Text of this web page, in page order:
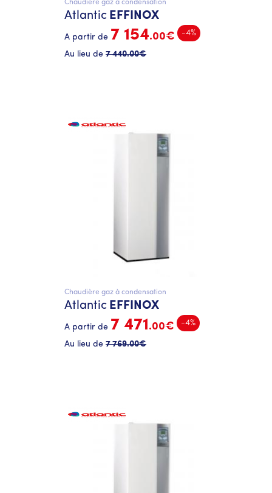
Chaudière gaz à condensation
Atlantic EFFINOX
A partir de 7 154.00€ -4%
Au lieu de 7 440.00€
Chaudière gaz à condensation
Atlantic EFFINOX
A partir de 7 471.00€ -4%
Au lieu de 7 769.00€